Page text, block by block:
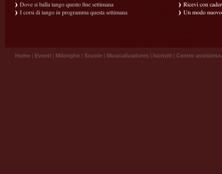
Dove si balla tango questo fine settimana
I corsi di tango in programma questa settimana
Ricevi con
Un modo
Home | Eventi | Milonghe | Scuole | Musicalizadores | Iscriviti | Centro